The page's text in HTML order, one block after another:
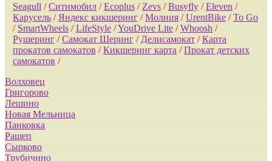
Seagull /Ситимобил/Ecoplus/ Zevs/Busyfly/Eleven /
Карусель/ Яндекс кикшеринг/Молния/UrentBike/To Go
/ SmartWheels/LifeStyle/YouDrive Lite/Whoosh /
Рушеринг/Самокат Шеринг/ Делисамокат/Карта
прокатов самокатов /Кикшеринг карта /Прокат детских
самокатов /
Волховец
Григорово
Лешино
Новая Мельница
Панковка
Ращеп
Сырково
Трубичино